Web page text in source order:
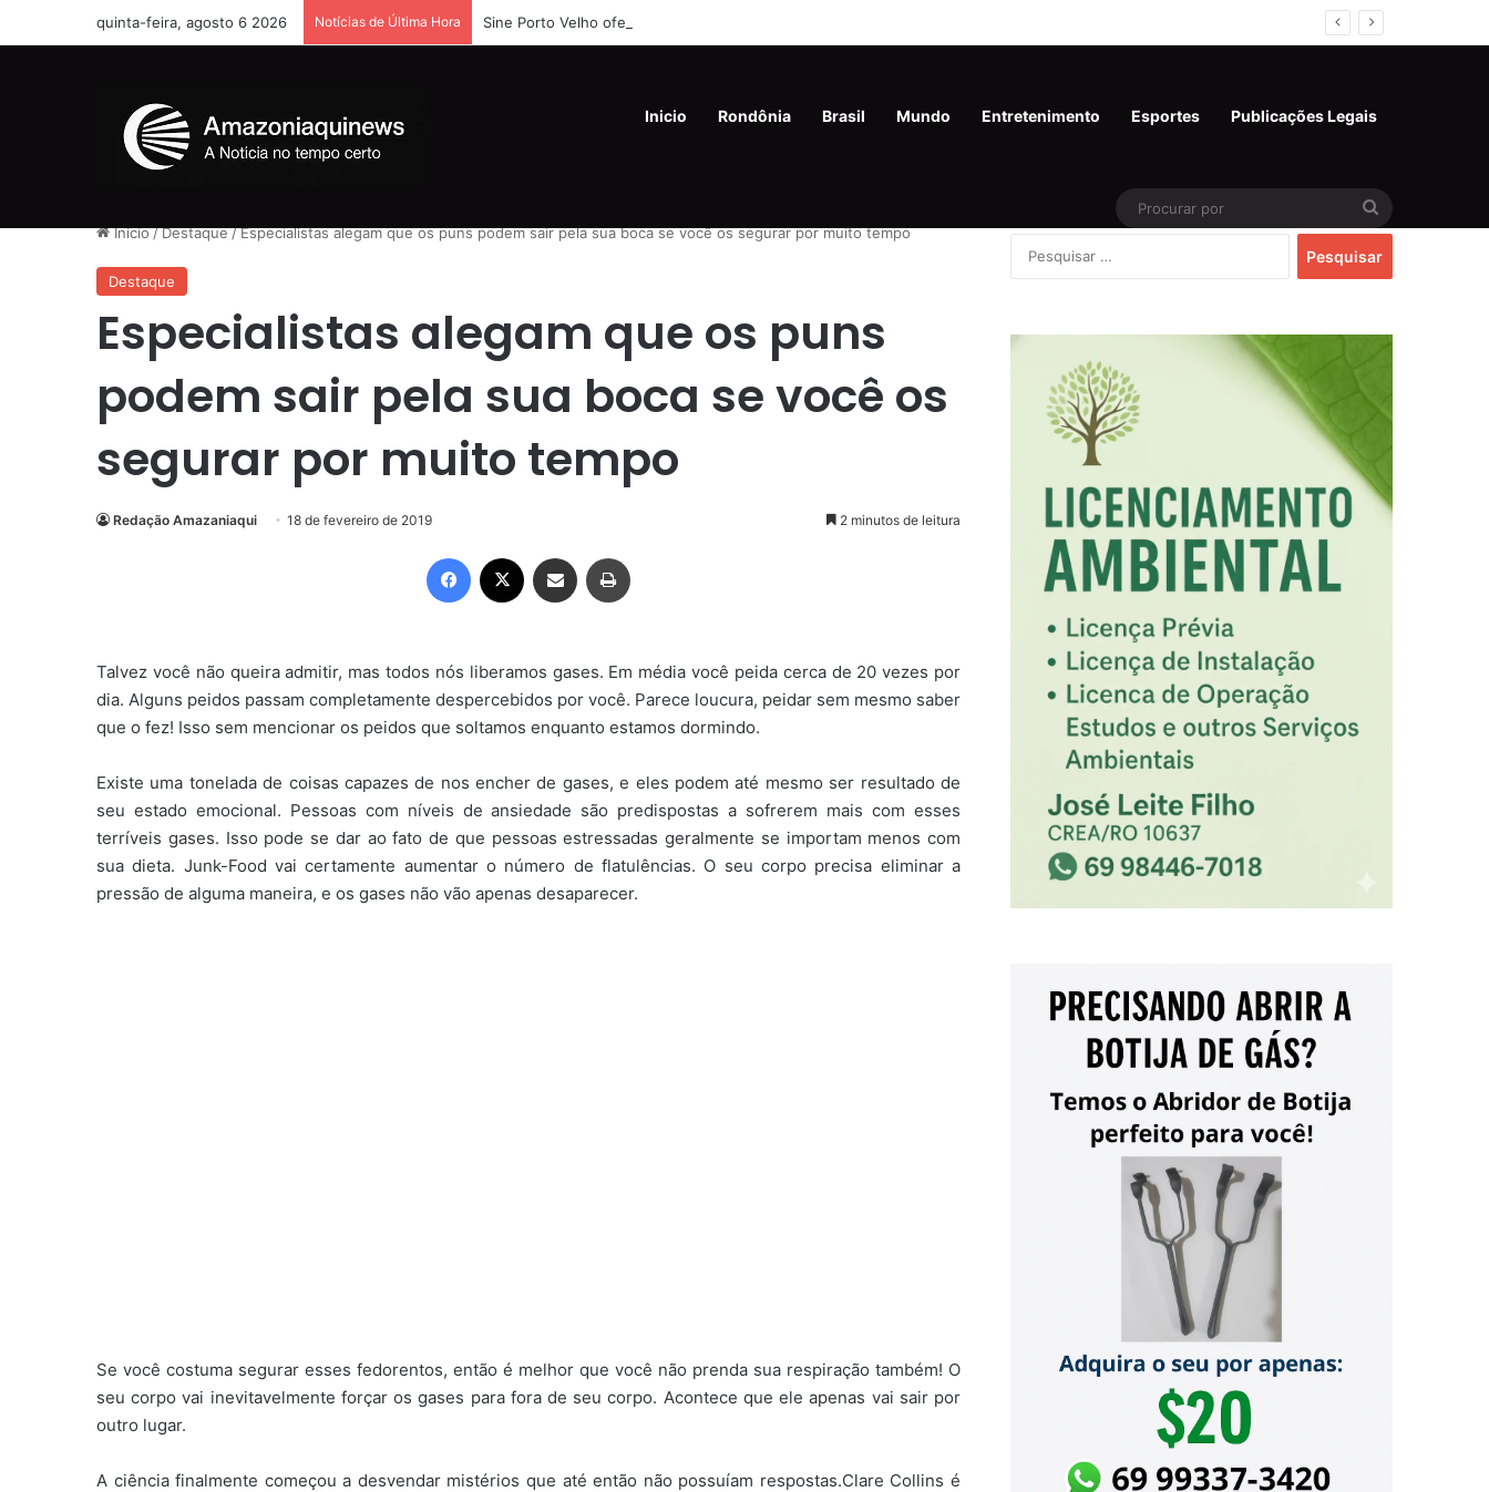
quinta-feira, agosto 6 2026 Notícias de Última Hora Sine Porto Velho oferece oportunidades de emprego nesta quinta-feira (6)
Inicio Rondônia Brasil Mundo Entretenimento Esportes Publicações Legais
Procurar
Início/Destaque/Especialistas alegam que os puns podem sair pela sua boca se você os segurar por muito tempo
Destaque
Especialistas alegam que os puns
podem sair pela sua boca se você os
segurar por muito tempo
Redação Amazaniaqui 18 de fevereiro de 2019 2 minutos de leitura
Facebook Compartilhar via e-mail
Talvez você não queira admitir, mas todos nós liberamos gases. Em média você peida cerca de 20 vezes por
dia. Alguns peidos passam completamente despercebidos por você. Parece loucura, peidar sem mesmo saber
que o fez! Isso sem mencionar os peidos que soltamos enquanto estamos dormindo.
Existe uma tonelada de coisas capazes de nos encher de gases, e eles podem até mesmo ser resultado de
seu estado emocional. Pessoas com níveis de ansiedade são predispostas a sofrerem mais com esses
terríveis gases. Isso pode se dar ao fato de que pessoas estressadas geralmente se importam menos com
sua dieta. Junk-Food vai certamente aumentar o número de flatulências. O seu corpo precisa eliminar a
pressão de alguma maneira, e os gases não vão apenas desaparecer.
Se você costuma segurar esses fedorentos, então é melhor que você não prenda sua respiração também! O
seu corpo vai inevitavelmente forçar os gases para fora de seu corpo. Acontece que ele apenas vai sair por
outro lugar.
A ciência finalmente começou a desvendar mistérios que até então não possuíam respostas.Clare Collins é
por: